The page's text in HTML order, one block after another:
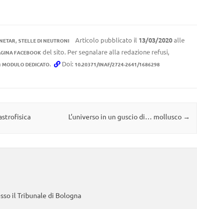
, STELLE DI NEUTRONI Articolo pubblicato il 13/03/2020alle
FACEBOOKdel sito. Per segnalare alla redazione refusi,
MODULO DEDICATO. Doi: 10.20371/INAF/2724-2641/1686298
L’universo in un guscio di… mollusco →
il Tribunale di Bologna